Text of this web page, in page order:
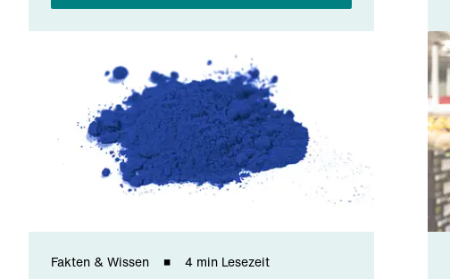
Fakten & Wissen 4 min Lesezeit